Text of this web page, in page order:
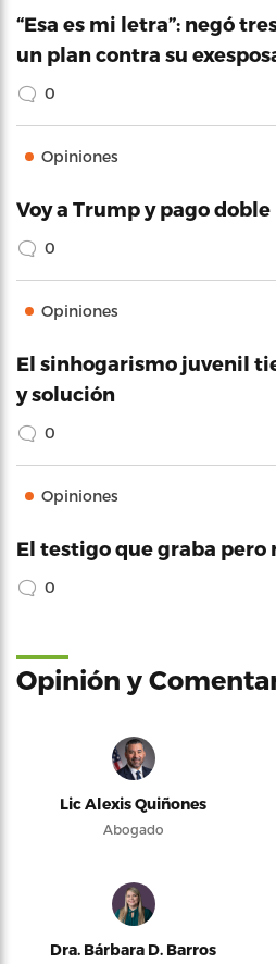
“Esa es mi letra”: negó
un plan contra su
0
Opiniones
Voy a Trump y pago doble
0
Opiniones
El sinhogarismo juvenil
y solución
0
Opiniones
El testigo que graba pero
0
Opinión y
Lic Alexis Quiñones
Abogado
Dra. Bárbara D. Barros